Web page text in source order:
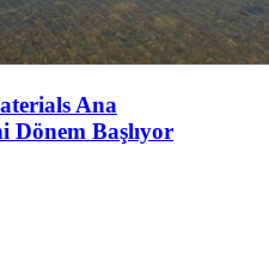
Ana
Dönem Başlıyor